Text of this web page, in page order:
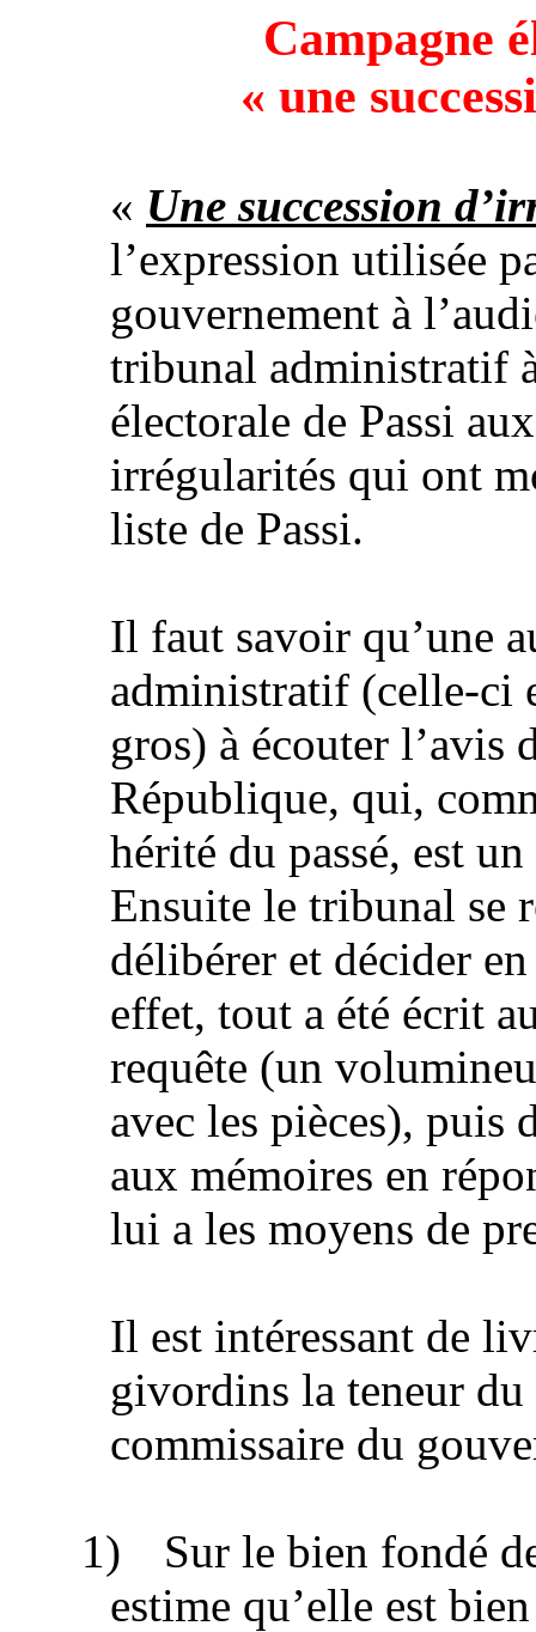
Campagne
« une
« Une succession
l’expression utilisée
gouvernement à
tribunal administratif
électorale de Passi
irrégularités qui ont
liste de Passi.
Il faut savoir qu’une
administratif (celle-ci
gros) à écouter l’avis
République, qui,
hérité du passé, est
Ensuite le tribunal se
délibérer et décider
effet, tout a été écrit
requête (un
avec les pièces), puis
aux mémoires en
lui a les moyens de
Il est intéressant de
givordins la teneur
commissaire du
1)
Sur le bien fondé
estime qu’elle est